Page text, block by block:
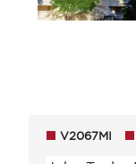
V2067MI